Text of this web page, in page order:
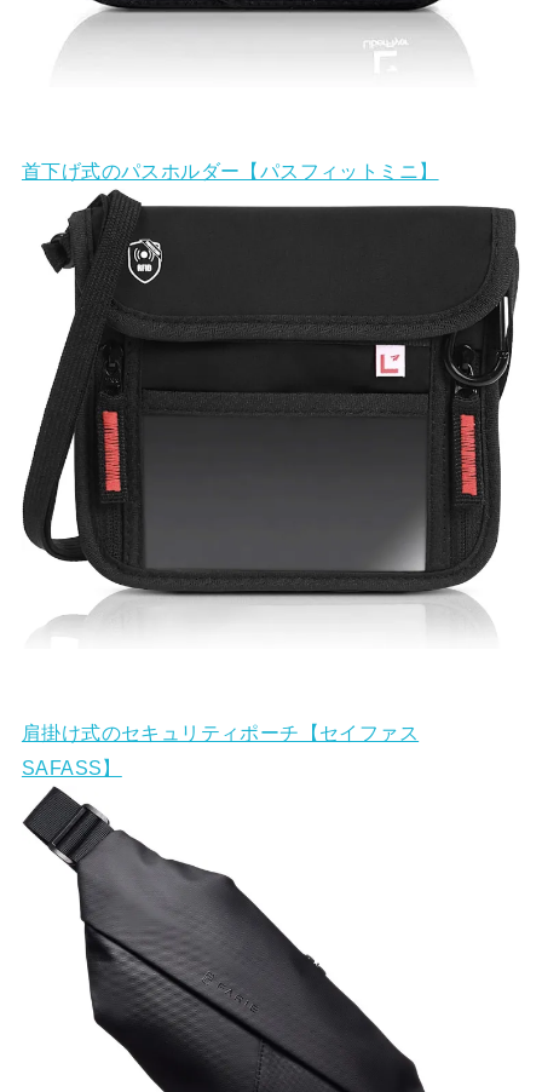
首下げ式のパスホルダー【パスフィットミニ】
肩掛け式のセキュリティポーチ【セイファス
SAFASS】